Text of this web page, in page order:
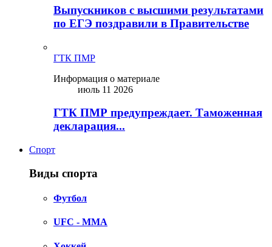
Выпускников с высшими результатами
по ЕГЭ поздравили в Правительстве
ГТК ПМР
Информация о материале
июль 11 2026
ГТК ПМР предупреждает. Таможенная
декларация...
Спорт
Виды спорта
Футбол
UFC - MMA